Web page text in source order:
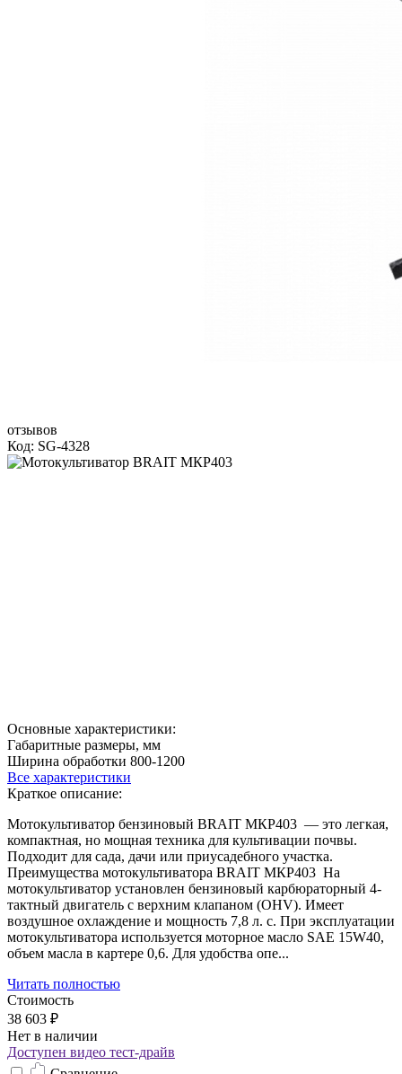
отзывов
Код: SG-4328
Основные характеристики:
Габаритные размеры, мм
Ширина обработки 800-1200
Все характеристики
Краткое описание:
Мотокультиватор бензиновый BRAIT МКР403 — это легкая,
компактная, но мощная техника для культивации почвы.
Подходит для сада, дачи или приусадебного участка.
Преимущества мотокультиватора BRAIT МКР403 На
мотокультиватор установлен бензиновый карбюраторный 4-
тактный двигатель с верхним клапаном (OHV). Имеет
воздушное охлаждение и мощность 7,8 л. с. При эксплуатации
мотокультиватора используется моторное масло SAE 15W40,
объем масла в картере 0,6. Для удобства опе...
Читать полностью
Стоимость
38 603 ₽
Нет в наличии
Доступен видео тест-драйв